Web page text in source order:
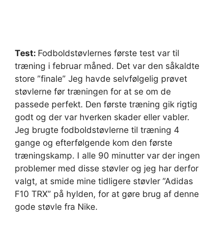
Test: Fodboldstøvlernes første test var til
træning i februar måned. Det var den såkaldte
store ”finale” Jeg havde selvfølgelig prøvet
støvlerne før træningen for at se om de
passede perfekt. Den første træning gik rigtig
godt og der var hverken skader eller vabler.
Jeg brugte fodboldstøvlerne til træning 4
gange og efterfølgende kom den første
træningskamp. I alle 90 minutter var der ingen
problemer med disse støvler og jeg har derfor
valgt, at smide mine tidligere støvler ”Adidas
F10 TRX” på hylden, for at gøre brug af denne
gode støvle fra Nike.